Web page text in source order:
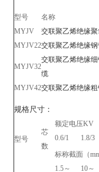
型号
名称
MYJV
交联聚乙烯绝缘
MYJV22交联聚乙烯绝缘
MYJV32
交联聚乙烯绝缘
缆
MYJV42交联聚乙烯绝缘
规格尺寸：
型号
芯
数
额定电压KV
0.6/1
1.8/3
标称截面（
1.5～
10～